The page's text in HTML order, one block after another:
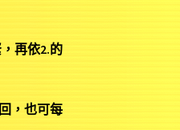
再依2.的
，也可每